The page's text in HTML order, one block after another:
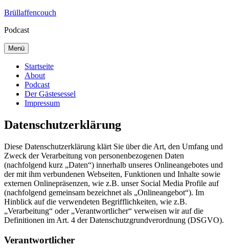
Zum
springen
Brüllaffencouch
Podcast
Menü
Startseite
About
Podcast
Der Gästesessel
Impressum
Datenschutzerklärung
Diese Datenschutzerklärung klärt Sie über die Art, den Umfang und
Zweck der Verarbeitung von personenbezogenen Daten
(nachfolgend kurz „Daten“) innerhalb unseres Onlineangebotes und
der mit ihm verbundenen Webseiten, Funktionen und Inhalte sowie
externen Onlinepräsenzen, wie z.B. unser Social Media Profile auf
(nachfolgend gemeinsam bezeichnet als „Onlineangebot“). Im
Hinblick auf die verwendeten Begrifflichkeiten, wie z.B.
„Verarbeitung“ oder „Verantwortlicher“ verweisen wir auf die
Definitionen im Art. 4 der Datenschutzgrundverordnung (DSGVO).
Verantwortlicher